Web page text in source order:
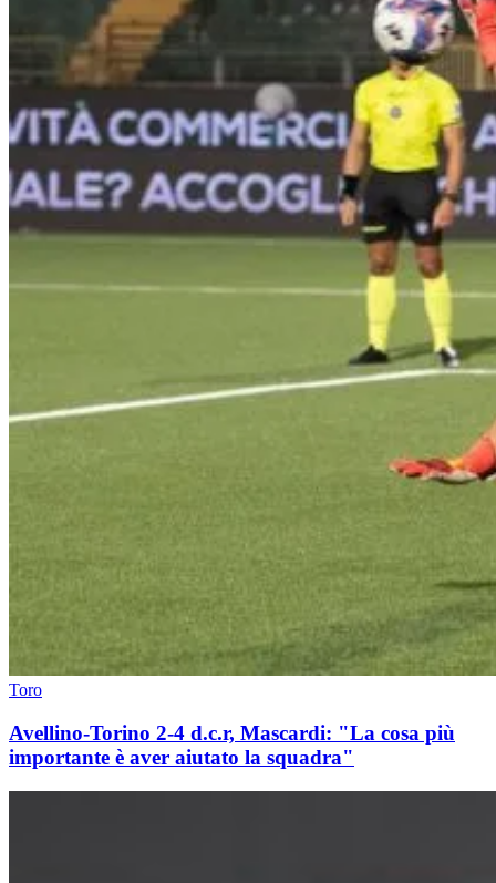
Toro
Avellino-Torino 2-4 d.c.r, Mascardi: "La cosa più
importante è aver aiutato la squadra"